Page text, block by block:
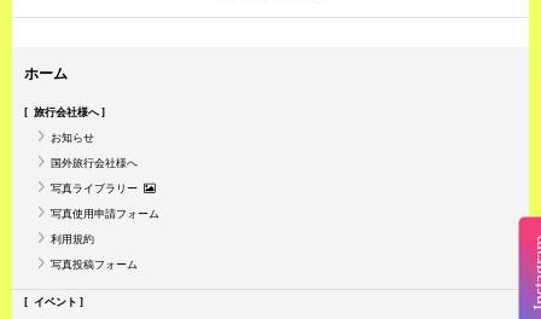
ホーム
旅行会社様へ
お知らせ
国外旅行会社様へ
写真ライブラリー
写真使用申請フォーム
利用規約
写真投稿フォーム
イベント